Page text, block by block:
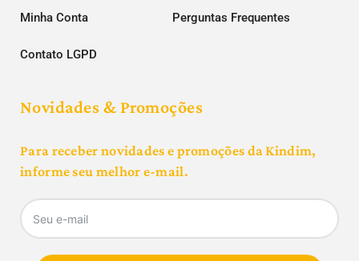
Minha Conta Perguntas Frequentes
Contato LGPD
Novidades & Promoções
Para receber novidades e promoções da Kindim,
informe seu melhor e-mail.